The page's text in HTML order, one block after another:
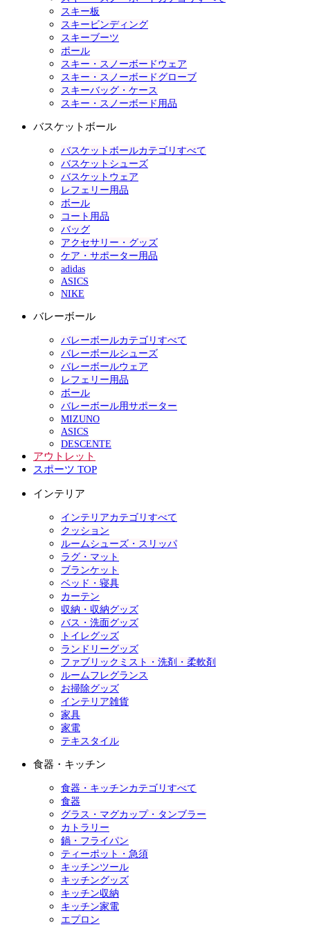
スキー板
スキービンディング
スキーブーツ
ポール
スキー・スノーボードウェア
スキー・スノーボードグローブ
スキーバッグ・ケース
スキー・スノーボード用品
バスケットボール
バスケットボールカテゴリすべて
バスケットシューズ
バスケットウェア
レフェリー用品
ボール
コート用品
バッグ
アクセサリー・グッズ
ケア・サポーター用品
adidas
ASICS
NIKE
バレーボール
バレーボールカテゴリすべて
バレーボールシューズ
バレーボールウェア
レフェリー用品
ボール
バレーボール用サポーター
MIZUNO
ASICS
DESCENTE
アウトレット
スポーツ TOP
インテリア
インテリアカテゴリすべて
クッション
ルームシューズ・スリッパ
ラグ・マット
ブランケット
ベッド・寝具
カーテン
収納・収納グッズ
バス・洗面グッズ
トイレグッズ
ランドリーグッズ
ファブリックミスト・洗剤・柔軟剤
ルームフレグランス
お掃除グッズ
インテリア雑貨
家具
家電
テキスタイル
食器・キッチン
食器・キッチンカテゴリすべて
食器
グラス・マグカップ・タンブラー
カトラリー
鍋・フライパン
ティーポット・急須
キッチンツール
キッチングッズ
キッチン収納
キッチン家電
エプロン